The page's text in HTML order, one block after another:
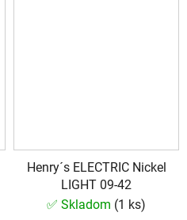
Henry´s ELECTRIC Nickel
LIGHT 09-42
✅ Skladom (1 ks)